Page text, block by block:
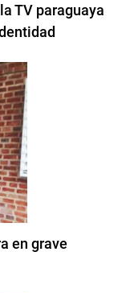
TV paraguaya
en grave